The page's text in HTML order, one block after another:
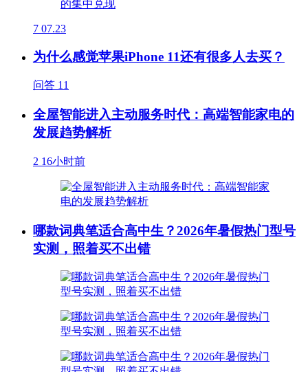
7 07.23
为什么感觉苹果iPhone 11还有很多人去买？
问答 11
全屋智能进入主动服务时代：高端智能家电的
发展趋势解析
2 16小时前
哪款词典笔适合高中生？2026年暑假热门型号
实测，照着买不出错